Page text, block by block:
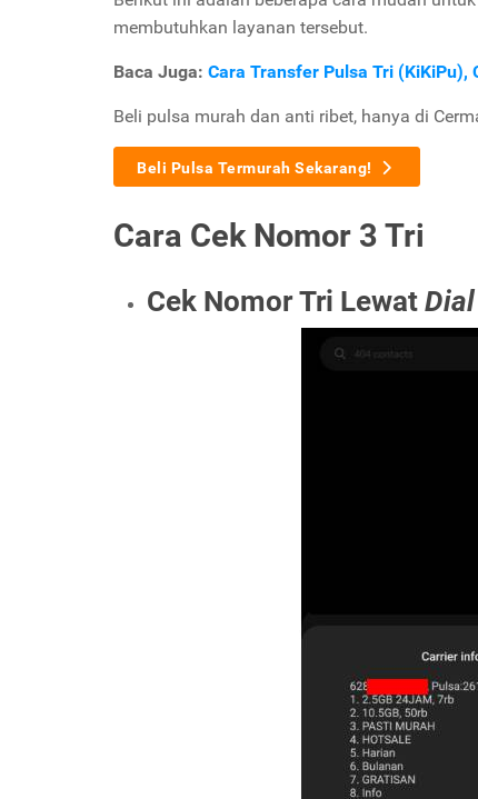
membutuhkan layanan tersebut.
Baca Juga: Cara Transfer Pulsa Tri (KiKiPu),
Beli pulsa murah dan anti ribet, hanya di
Beli Pulsa Termurah Sekarang!
Cara Cek Nomor 3 Tri
Cek Nomor Tri Lewat